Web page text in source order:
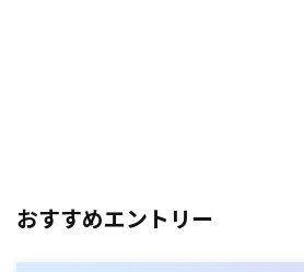
おすすめエントリー